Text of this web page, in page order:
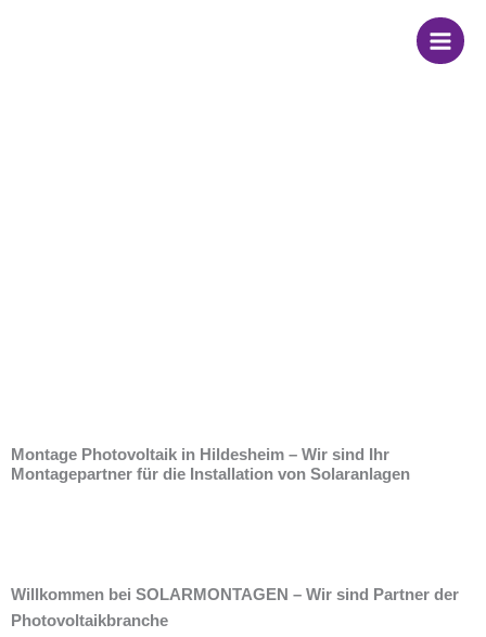
Montage Photovoltaik in Hildesheim – Wir sind Ihr
Montagepartner für die Installation von Solaranlagen
Willkommen bei SOLARMONTAGEN – Wir sind Partner der
Photovoltaikbranche